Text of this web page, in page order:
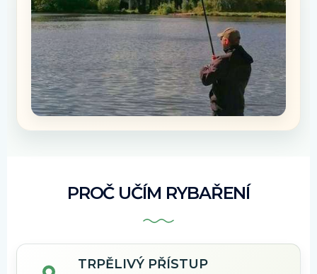
PROČ UČÍM RYBAŘENÍ
TRPĚLIVÝ PŘÍSTUP